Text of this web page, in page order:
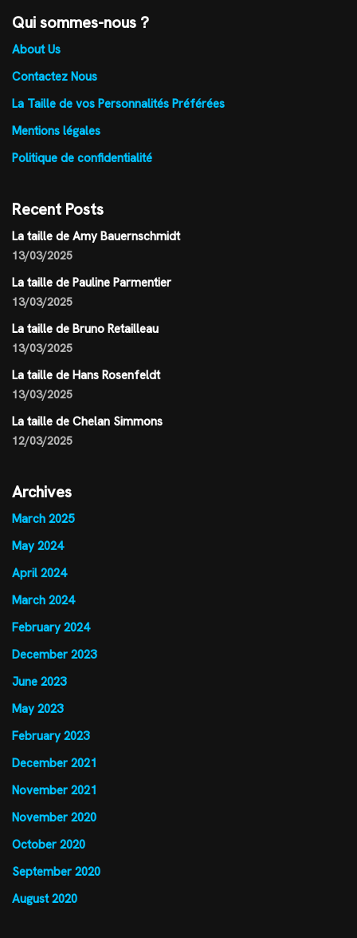
Qui sommes-nous ?
About Us
Contactez Nous
La Taille de vos Personnalités Préférées
Mentions légales
Politique de confidentialité
Recent Posts
La taille de Amy Bauernschmidt
13/03/2025
La taille de Pauline Parmentier
13/03/2025
La taille de Bruno Retailleau
13/03/2025
La taille de Hans Rosenfeldt
13/03/2025
La taille de Chelan Simmons
12/03/2025
Archives
March 2025
May 2024
April 2024
March 2024
February 2024
December 2023
June 2023
May 2023
February 2023
December 2021
November 2021
November 2020
October 2020
September 2020
August 2020